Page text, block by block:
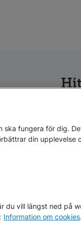
Kontakta
ska fungera för dig.
din upplevelse
du vill längst ned på
Information om cookies.